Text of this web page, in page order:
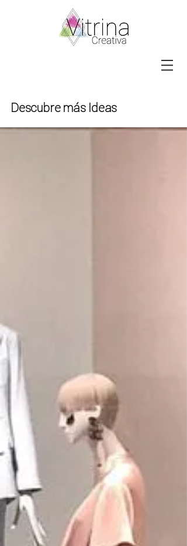
Descubre más Ideas